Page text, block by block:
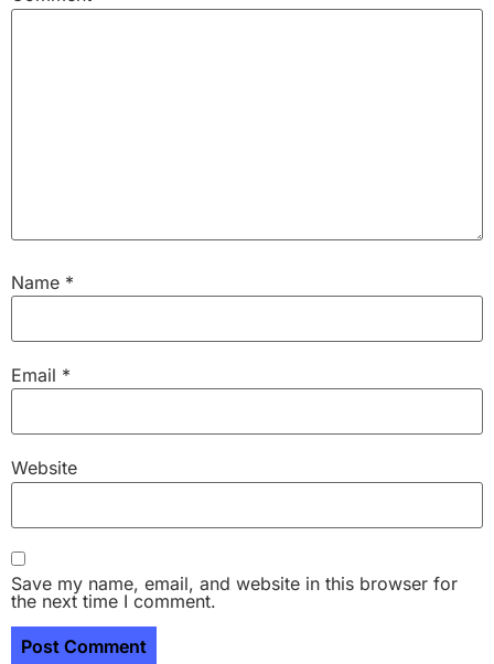
Name *
Email *
Website
Save my name, email, and website in this browser for
the next time I comment.